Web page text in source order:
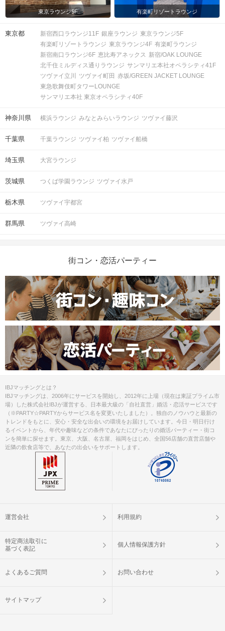
東京ラウンジ5F 有楽町リゾートラウンジ
東京都 新宿西口ラウンジ11F 銀座ラウンジ 東京ラウンジ5F
有楽町リゾートラウンジ 東京ラウンジ4F 有楽町ラウンジ
新宿南口ラウンジ6F 恵比寿アネックス 新宿/OAK LOUNGE
北千住ミルディス通りラウンジ サンマリエ本社オペラシティ41F
ツヴァイ立川
ツヴァイ町田 赤坂/GREEN JACKET LOUNGE
東急歌舞伎町タワーLOUNGE
サンマリエ本社 東京オペラシティ40F
神奈川県 横浜ラウンジ みなとみらいラウンジ ツヴァイ藤沢
千葉県 千葉ラウンジ ツヴァイ柏 ツヴァイ船橋
埼玉県 大宮ラウンジ
茨城県 つくば学園ラウンジ ツヴァイ水戸
栃木県 ツヴァイ宇都宮
群馬県 ツヴァイ高崎
街コン・恋活パーティー
IBJマッチングとは？
IBJマッチングは、2006年にサービスを開始し、2012年に上場（現在は東証プライム市
場）した株式会社IBJが運営する、日本最大級の「自社直営」婚活・恋活サービスです
（※PARTY☆PARTYからサービス名を変更いたしました）。独自のノウハウと最新の
トレンドをもとに、安心・安全な出会いの環境をお届けしています。今日・明日行け
るイベントから、年代や趣味などの条件であなたにぴったりの婚活パーティー・街コ
ンを簡単に探せます。東京、大阪、名古屋、福岡をはじめ、全国56店舗の直営店舗や
近隣の飲食店等で、あなたの出会いをサポートします。
運営会社 利用規約
特定商法取引に
基づく表記
個人情報保護方針
よくあるご質問 お問い合わせ
サイトマップ